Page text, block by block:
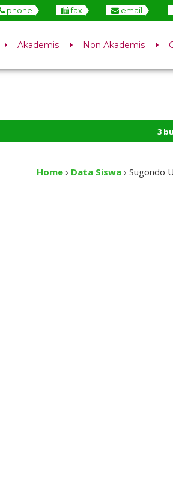
phone - fax - email -
Akademis Non Akademis
3 bulan
Home › Data Siswa › Sugondo